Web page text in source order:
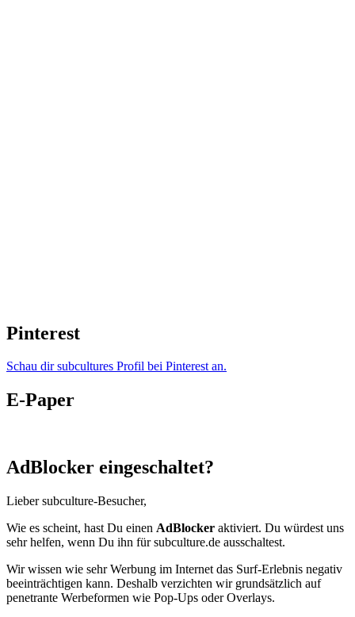
Pinterest
Schau dir subcultures Profil bei Pinterest an.
E-Paper
AdBlocker eingeschaltet?
Lieber subculture-Besucher,
Wie es scheint, hast Du einen AdBlocker aktiviert. Du würdest uns
sehr helfen, wenn Du ihn für subculture.de ausschaltest.
Wir wissen wie sehr Werbung im Internet das Surf-Erlebnis negativ
beeinträchtigen kann. Deshalb verzichten wir grundsätzlich auf
penetrante Werbeformen wie Pop-Ups oder Overlays.